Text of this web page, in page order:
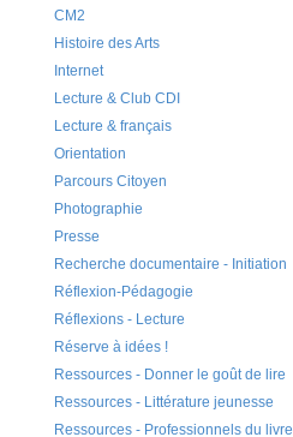
CM2
Histoire des Arts
Internet
Lecture & Club CDI
Lecture & français
Orientation
Parcours Citoyen
Photographie
Presse
Recherche documentaire - Initiation
Réflexion-Pédagogie
Réflexions - Lecture
Réserve à idées !
Ressources - Donner le goût de lire
Ressources - Littérature jeunesse
Ressources - Professionnels du livre